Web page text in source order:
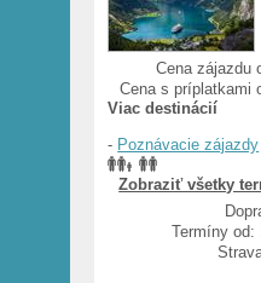
Cena zájazdu
Cena s príplatkami
Viac destinácií
- Poznávacie zájazdy
Zobraziť všetky
Termíny od: